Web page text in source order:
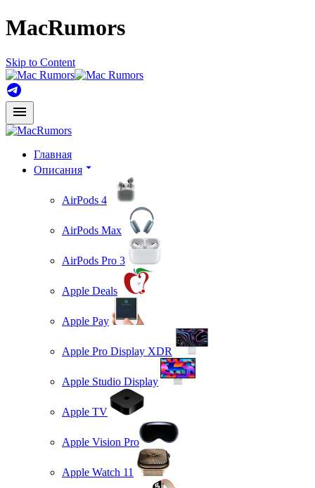
MacRumors
Skip to Content
Главная
Описания
AirPods 4
AirPods Max
AirPods Pro 3
Apple Deals
Apple Pay
Apple Pro Display XDR
Apple Studio Display
Apple TV
Apple Vision Pro
Apple Watch 11